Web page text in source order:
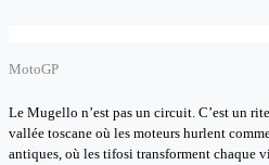
MotoGP
Le Mugello n’est pas un circuit. C’est un
vallée toscane où les moteurs hurlent
antiques, où les tifosi transforment chaque